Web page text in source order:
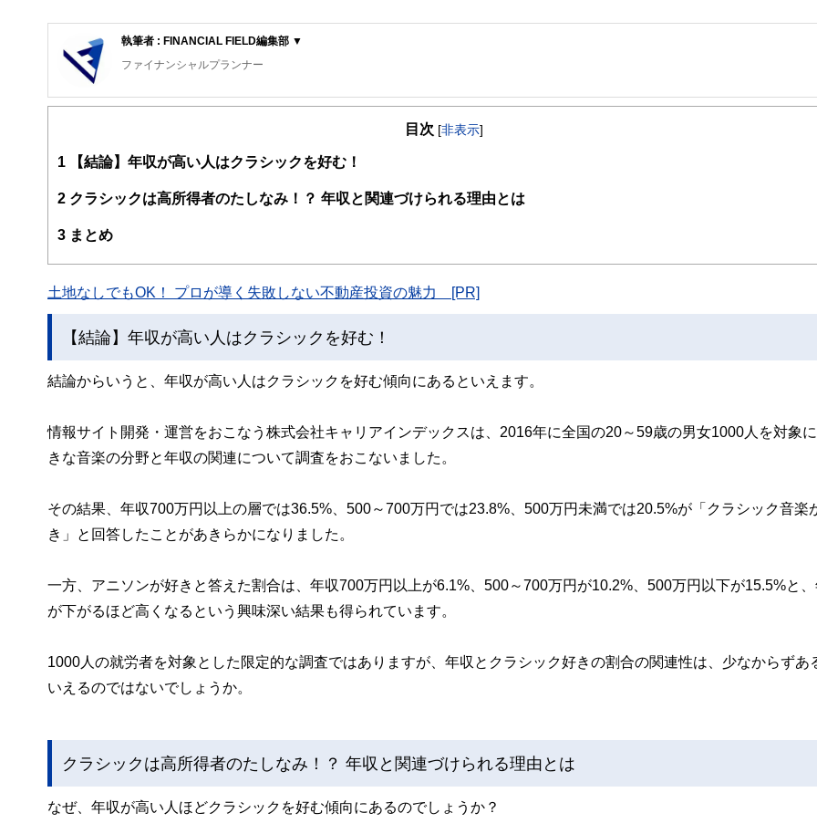
執筆者 : FINANCIAL FIELD編集部 ▼
ファイナンシャルプランナー
FinancialField編集部は、金融、経済に関する記事を、日々の暮らしにどのような影響を与えるかという視点で、お金の知識がない方でも理解
案から記事掲載まですべての工程に関わることで、読者目線のコンテンツを追求しています。
FinancialFieldの特徴は、ファイナンシャルプランナー、弁護士、税理士、宅地建物取引士、相続診断士、住宅ローンアドバイザー、DCプラン
ー、公認会計士、社会保険労務士、行政書士、投資アナリスト、キャリアコンサルタントなど150名以上の有資格者を執筆者・監修者として迎
私たちは、快適でより良い生活のアイデアを提供するお金のコンシェルジュを目指します。
目次 [非表示]
1 【結論】年収が高い人はクラシックを好む！
2 クラシックは高所得者のたしなみ！？ 年収と関連づけられる理由とは
3 まとめ
土地なしでもOK！ プロが導く失敗しない不動産投資の魅力 [PR]
【結論】年収が高い人はクラシックを好む！
結論からいうと、年収が高い人はクラシックを好む傾向にあるといえます。
情報サイト開発・運営をおこなう株式会社キャリアインデックスは、2016年に全国の20～59歳の男女1000人を対象
きな音楽の分野と年収の関連について調査をおこないました。
その結果、年収700万円以上の層では36.5%、500～700万円では23.8%、500万円未満では20.5%が「クラシック音楽
き」と回答したことがあきらかになりました。
一方、アニソンが好きと答えた割合は、年収700万円以上が6.1%、500～700万円が10.2%、500万円以下が15.5%と、
が下がるほど高くなるという興味深い結果も得られています。
1000人の就労者を対象とした限定的な調査ではありますが、年収とクラシック好きの割合の関連性は、少なからずあ
いえるのではないでしょうか。
クラシックは高所得者のたしなみ！？ 年収と関連づけられる理由とは
なぜ、年収が高い人ほどクラシックを好む傾向にあるのでしょうか？